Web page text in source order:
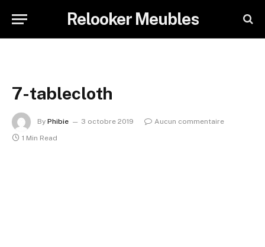
Relooker Meubles
7-tablecloth
By Phibie 3 octobre 2019
Aucun commentaire
1 Min Read